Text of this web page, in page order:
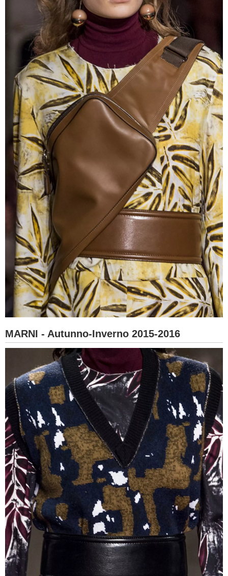
MARNI - Autunno-Inverno 2015-2016